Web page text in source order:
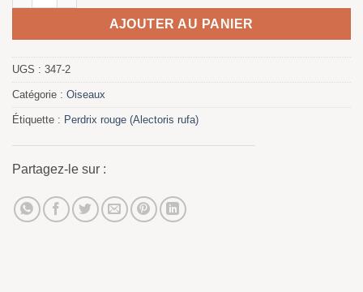
AJOUTER AU PANIER
UGS : 347-2
Catégorie : Oiseaux
Étiquette : Perdrix rouge (Alectoris rufa)
Partagez-le sur :